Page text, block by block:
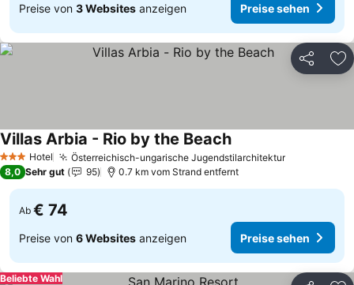
Preise von 3 Websites anzeigen Preise sehen
Teilen
3 SterneHotel Österreichisch-ungarische JugendstilarchitekturPreise
Villas Arbia - Rio by the BeachPreise sehen
8,0 Sehr gut 95 0.7 km vom Strand entfernt
Ab € 74
Preise von 6 Websites anzeigen Preise sehen
Beliebte Wahl